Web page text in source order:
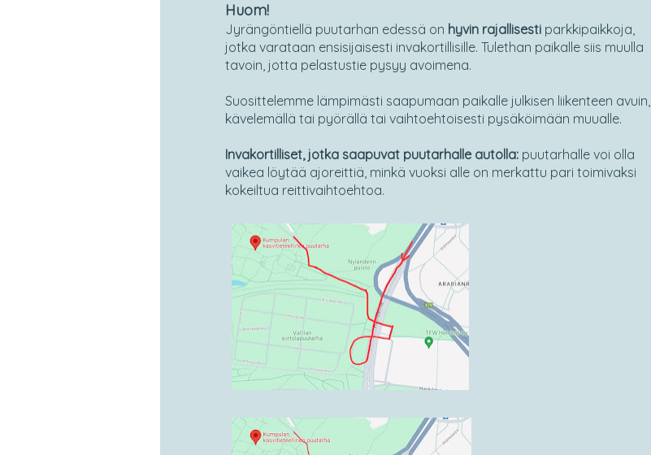
Huom!
Jyrängöntiellä puutarhan edessä on hyvin rajallisesti parkkipaikkoja,
jotka varataan ensisijaisesti invakortillisille. Tulethan paikalle siis muulla
tavoin, jotta pelastustie pysyy avoimena.
Suosittelemme lämpimästi saapumaan paikalle julkisen liikenteen avuin,
kävelemällä tai pyörällä tai vaihtoehtoisesti pysäköimään muualle.
Invakortilliset, jotka saapuvat puutarhalle autolla: puutarhalle voi olla
vaikea löytää ajoreittiä, minkä vuoksi alle on merkattu pari toimivaksi
kokeiltua reittivaihtoehtoa.